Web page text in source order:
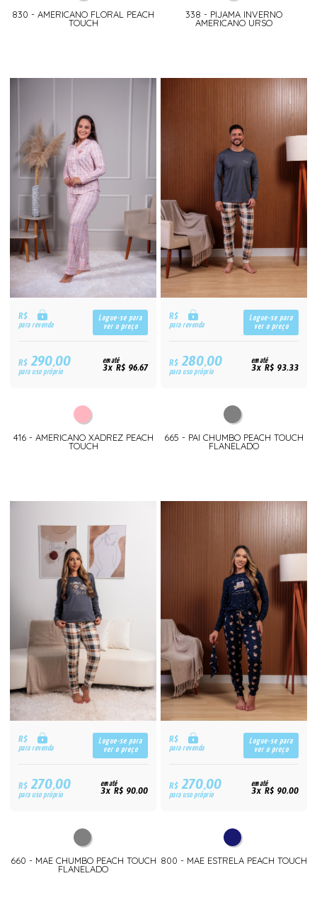
830 - AMERICANO FLORAL PEACH
TOUCH
338 - PIJAMA INVERNO
AMERICANO URSO
R$
para revenda
Logue-se para
ver o preço
R$290,00
para uso próprio
em até
3x R$ 96,67
416 - AMERICANO XADREZ PEACH
TOUCH
R$
para revenda
Logue-se para
ver o preço
R$280,00
para uso próprio
em até
3x R$ 93,33
665 - PAI CHUMBO PEACH TOUCH
FLANELADO
R$
para revenda
Logue-se para
ver o preço
R$270,00
para uso próprio
em até
3x R$ 90,00
660 - MAE CHUMBO PEACH TOUCH
FLANELADO
R$
para revenda
Logue-se para
ver o preço
R$270,00
para uso próprio
em até
3x R$ 90,00
800 - MAE ESTRELA PEACH TOUCH